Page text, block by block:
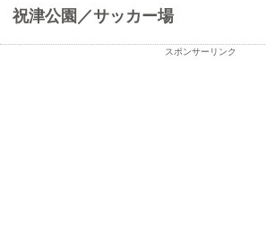
祝津公園／サッカー場
スポンサーリンク